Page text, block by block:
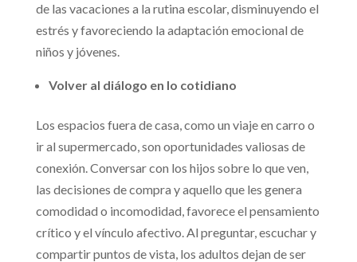
de las vacaciones a la rutina escolar, disminuyendo el
estrés y favoreciendo la adaptación emocional de
niños y jóvenes.
Volver al diálogo en lo cotidiano
Los espacios fuera de casa, como un viaje en carro o
ir al supermercado, son oportunidades valiosas de
conexión. Conversar con los hijos sobre lo que ven,
las decisiones de compra y aquello que les genera
comodidad o incomodidad, favorece el pensamiento
crítico y el vínculo afectivo. Al preguntar, escuchar y
compartir puntos de vista, los adultos dejan de ser